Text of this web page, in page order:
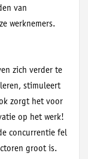
van
werknemers.
zich verder te
stimuleert
zorgt het voor
op het werk!
concurrentie fel
groot is.